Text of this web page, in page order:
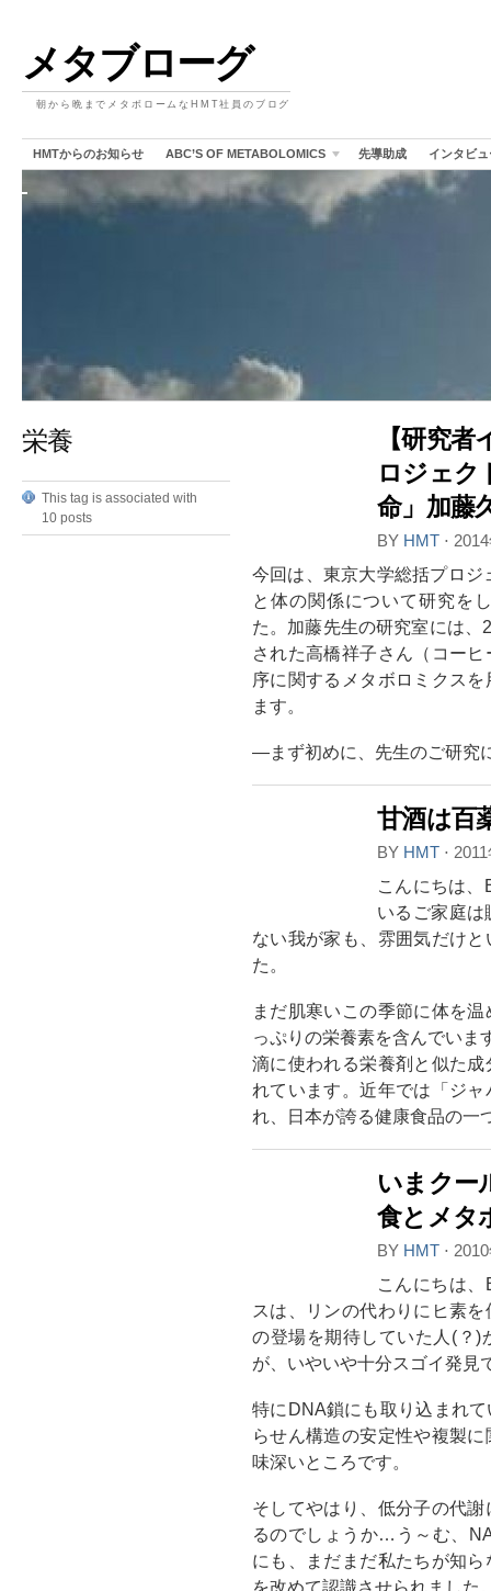
メタブローグ
朝から晩までメタボロームなHMT社員のブログ
HMTからのお知らせ ABC’S OF METABOLOMICS 先導助成 インタビュ
栄養
This tag is associated with
10 posts
【研究
ロジェク
命」加藤
BY HMT ⋅
今回は、東京大学総括プロ
と体の関係について研究を
た。加藤先生の研究室には、
された高橋祥子さん（コー
序に関するメタボロミクス
ます。
―まず初めに、先生のご研究
甘酒は百
BY HMT ⋅
こんにちは
いるご家庭
ない我が家も、雰囲気だけ
た。
まだ肌寒いこの季節に体を
っぷりの栄養素を含んでいま
滴に使われる栄養剤と似た
れています。近年では「ジ
れ、日本が誇る健康食品の
いまクー
食とメタ
BY HMT ⋅
こんにちは
スは、リンの代わりにヒ素
の登場を期待していた人(？)
が、いやいや十分スゴイ発見
特にDNA鎖にも取り込まれ
らせん構造の安定性や複製
味深いところです。
そしてやはり、低分子の代
るのでしょうか…う～む、
にも、まだまだ私たちが知
を改めて認識させられました